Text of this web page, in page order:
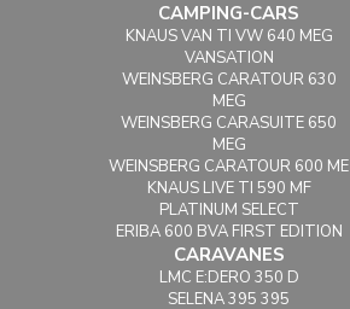
CAMPING-CARS
KNAUS VAN TI VW 640 MEG
VANSATION
WEINSBERG CARATOUR 630
MEG
WEINSBERG CARASUITE 650
MEG
WEINSBERG CARATOUR 600 ME
KNAUS LIVE TI 590 MF
PLATINUM SELECT
ERIBA 600 BVA FIRST EDITION
CARAVANES
LMC E:DERO 350 D
SELENA 395 395